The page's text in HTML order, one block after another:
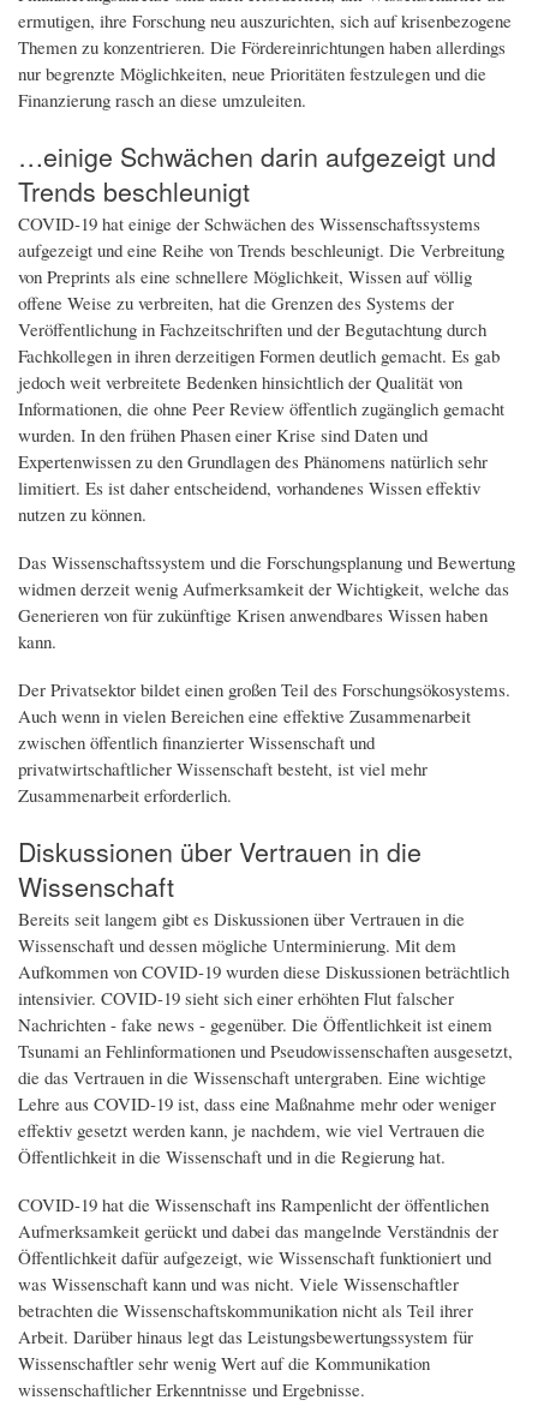
ermutigen, ihre Forschung neu auszurichten, sich auf krisenbezogene
Themen zu konzentrieren. Die Fördereinrichtungen haben allerdings
nur begrenzte Möglichkeiten, neue Prioritäten festzulegen und die
Finanzierung rasch an diese umzuleiten.
…einige Schwächen darin aufgezeigt und
Trends beschleunigt
COVID-19 hat einige der Schwächen des Wissenschaftssystems
aufgezeigt und eine Reihe von Trends beschleunigt. Die Verbreitung
von Preprints als eine schnellere Möglichkeit, Wissen auf völlig
offene Weise zu verbreiten, hat die Grenzen des Systems der
Veröffentlichung in Fachzeitschriften und der Begutachtung durch
Fachkollegen in ihren derzeitigen Formen deutlich gemacht. Es gab
jedoch weit verbreitete Bedenken hinsichtlich der Qualität von
Informationen, die ohne Peer Review öffentlich zugänglich gemacht
wurden. In den frühen Phasen einer Krise sind Daten und
Expertenwissen zu den Grundlagen des Phänomens natürlich sehr
limitiert. Es ist daher entscheidend, vorhandenes Wissen effektiv
nutzen zu können.
Das Wissenschaftssystem und die Forschungsplanung und Bewertung
widmen derzeit wenig Aufmerksamkeit der Wichtigkeit, welche das
Generieren von für zukünftige Krisen anwendbares Wissen haben
kann.
Der Privatsektor bildet einen großen Teil des Forschungsökosystems.
Auch wenn in vielen Bereichen eine effektive Zusammenarbeit
zwischen öffentlich finanzierter Wissenschaft und
privatwirtschaftlicher Wissenschaft besteht, ist viel mehr
Zusammenarbeit erforderlich.
Diskussionen über Vertrauen in die
Wissenschaft
Bereits seit langem gibt es Diskussionen über Vertrauen in die
Wissenschaft und dessen mögliche Unterminierung. Mit dem
Aufkommen von COVID-19 wurden diese Diskussionen beträchtlich
intensivier. COVID-19 sieht sich einer erhöhten Flut falscher
Nachrichten - fake news - gegenüber. Die Öffentlichkeit ist einem
Tsunami an Fehlinformationen und Pseudowissenschaften ausgesetzt,
die das Vertrauen in die Wissenschaft untergraben. Eine wichtige
Lehre aus COVID-19 ist, dass eine Maßnahme mehr oder weniger
effektiv gesetzt werden kann, je nachdem, wie viel Vertrauen die
Öffentlichkeit in die Wissenschaft und in die Regierung hat.
COVID-19 hat die Wissenschaft ins Rampenlicht der öffentlichen
Aufmerksamkeit gerückt und dabei das mangelnde Verständnis der
Öffentlichkeit dafür aufgezeigt, wie Wissenschaft funktioniert und
was Wissenschaft kann und was nicht. Viele Wissenschaftler
betrachten die Wissenschaftskommunikation nicht als Teil ihrer
Arbeit. Darüber hinaus legt das Leistungsbewertungssystem für
Wissenschaftler sehr wenig Wert auf die Kommunikation
wissenschaftlicher Erkenntnisse und Ergebnisse.